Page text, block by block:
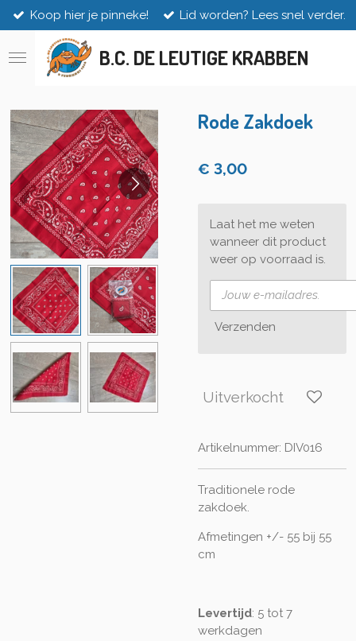
Ga
direct
naar
B.C. DE LEUTIGE KRABBEN
Koop hier je pinneke! Lid worden? Lees snel verder.
Rode Zakdoek
€ 3,00
Laat het me weten
wanneer dit product
weer op voorraad is.
Verzenden
Uitverkocht
Artikelnummer: DIV016
Traditionele rode
zakdoek.
Afmetingen +/- 55 bij 55
cm
Levertijd: 5 tot 7
werkdagen